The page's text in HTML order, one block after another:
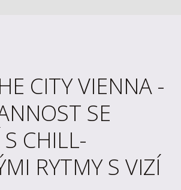
CITY VIENNA -
SE
CHILL-
RYTMY S VIZÍ